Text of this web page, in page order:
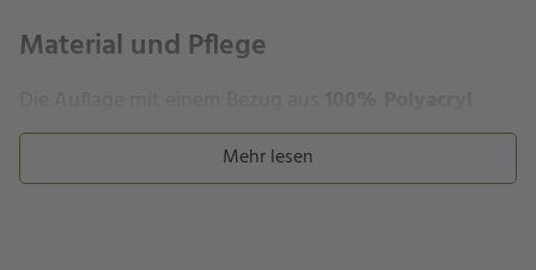
Material und Pflege
(Dralon®)eignet perfekt für den Einsatz im Freien.
zeichnet sich durch positive Eigenschaften
Mehr lesen